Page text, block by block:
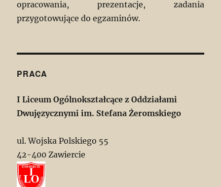
opracowania, prezentacje, zadania
przygotowujące do egzaminów.
PRACA
I Liceum Ogólnokształcące z Oddziałami
Dwujęzycznymi im. Stefana Żeromskiego
ul. Wojska Polskiego 55
42-400 Zawiercie